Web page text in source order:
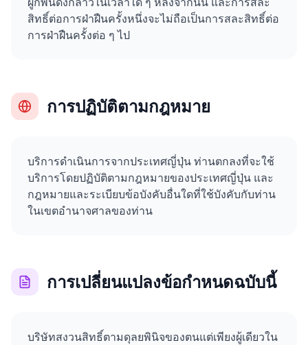
สิทธิ์ต่อการฝ่าฝืนครั้งหนึ่งจะไม่ถือเป็นการสละสิทธิ์ต่อ
การฝ่าฝืนครั้งต่อ ๆ ไป
การปฏิบัติตามกฎหมาย
บริการดำเนินการจากประเทศญี่ปุ่น ท่านตกลงที่จะใช้
บริการโดยปฏิบัติตามกฎหมายของประเทศญี่ปุ่น และ
กฎหมายและระเบียบข้อบังคับอื่นใดที่ใช้บังคับกับท่าน
ในเขตอำนาจศาลของท่าน
การเปลี่ยนแปลงข้อกำหนดฉบับนี้
บริษัทสงวนสิทธิ์ตามดุลยพินิจของตนแต่เพียงผู้เดียวใน